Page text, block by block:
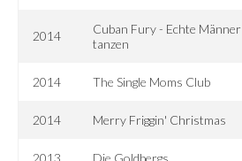
2014
Cuban Fury - Echte Männer
tanzen
2014 The Single Moms Club
2014 Merry Friggin' Christmas
2013 Die Goldbergs